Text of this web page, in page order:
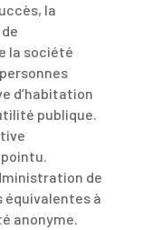
la
la société
d’habitation
publique.
de
équivalentes à
anonyme.